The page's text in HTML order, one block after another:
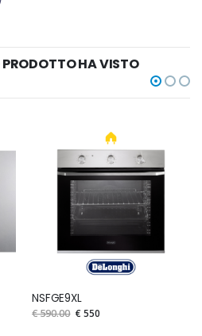
HA VISTO
NSFGE9XL
€ 590.00 € 550